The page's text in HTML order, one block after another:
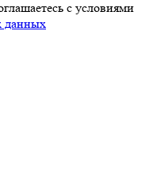
с условиями
данных